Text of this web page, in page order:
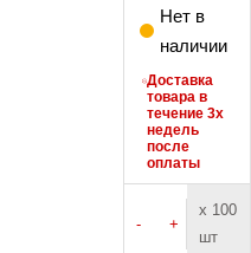
Нет в
наличии
Доставка
товара в
течение 3х
недель
после
оплаты
- +
х 100
шт